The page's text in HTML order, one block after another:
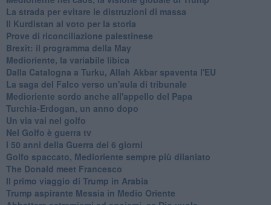
La strada per evitare le distruzioni di massa
Il Kurdistan al voto per la storia
Prove di riconciliazione palestinese
Brexit: il programma della May
Medioriente, la variabile libica
Dalla Catalogna a Turku, Allah Akbar spaventa l'EU
La saga del Falco verso un'aula di tribunale
Medioriente sordo anche all'appello del Papa
Turchia-Erdogan, un anno dopo
Un via vai nel golfo
Nel Golfo è guerra tv
I 50 anni della Guerra dei 6 giorni
Golfo spaccato, Medioriente sempre più dilaniato
The Donald meet Francesco
Il primo viaggio di Trump in Arabia
Trump aspirante Messia in Medio Oriente